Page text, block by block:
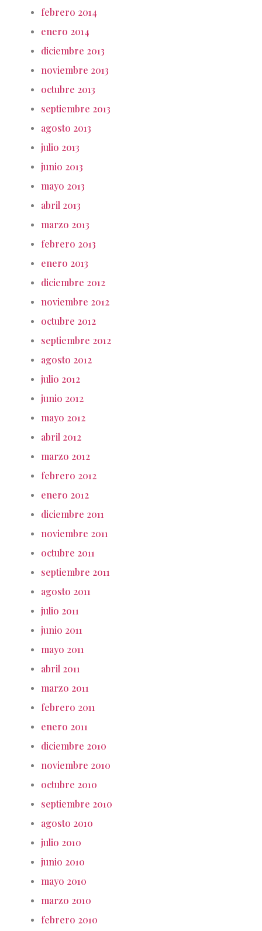
febrero 2014
enero 2014
diciembre 2013
noviembre 2013
octubre 2013
septiembre 2013
agosto 2013
julio 2013
junio 2013
mayo 2013
abril 2013
marzo 2013
febrero 2013
enero 2013
diciembre 2012
noviembre 2012
octubre 2012
septiembre 2012
agosto 2012
julio 2012
junio 2012
mayo 2012
abril 2012
marzo 2012
febrero 2012
enero 2012
diciembre 2011
noviembre 2011
octubre 2011
septiembre 2011
agosto 2011
julio 2011
junio 2011
mayo 2011
abril 2011
marzo 2011
febrero 2011
enero 2011
diciembre 2010
noviembre 2010
octubre 2010
septiembre 2010
agosto 2010
julio 2010
junio 2010
mayo 2010
marzo 2010
febrero 2010